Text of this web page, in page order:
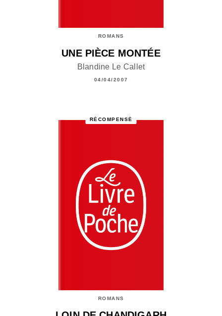
ROMANS
UNE PIÈCE MONTÉE
Blandine Le Callet
04/04/2007
RÉCOMPENSÉ
ROMANS